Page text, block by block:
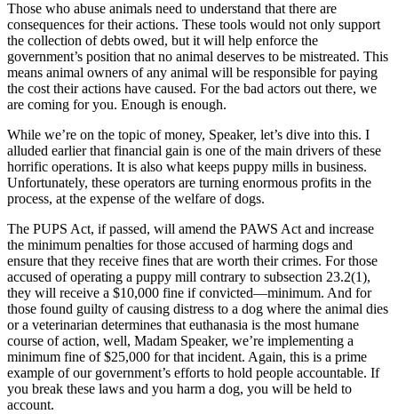
Those who abuse animals need to understand that there are
consequences for their actions. These tools would not only support
the collection of debts owed, but it will help enforce the
government’s position that no animal deserves to be mistreated. This
means animal owners of any animal will be responsible for paying
the cost their actions have caused. For the bad actors out there, we
are coming for you. Enough is enough.
While we’re on the topic of money, Speaker, let’s dive into this. I
alluded earlier that financial gain is one of the main drivers of these
horrific operations. It is also what keeps puppy mills in business.
Unfortunately, these operators are turning enormous profits in the
process, at the expense of the welfare of dogs.
The PUPS Act, if passed, will amend the PAWS Act and increase
the minimum penalties for those accused of harming dogs and
ensure that they receive fines that are worth their crimes. For those
accused of operating a puppy mill contrary to subsection 23.2(1),
they will receive a $10,000 fine if convicted—minimum. And for
those found guilty of causing distress to a dog where the animal dies
or a veterinarian determines that euthanasia is the most humane
course of action, well, Madam Speaker, we’re implementing a
minimum fine of $25,000 for that incident. Again, this is a prime
example of our government’s efforts to hold people accountable. If
you break these laws and you harm a dog, you will be held to
account.